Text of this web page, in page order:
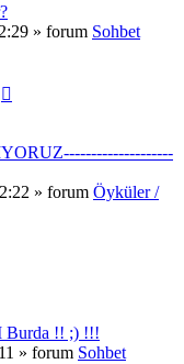
» forum Sohbet
» forum Öyküler /
Burda !! ;) !!!
» forum Sohbet